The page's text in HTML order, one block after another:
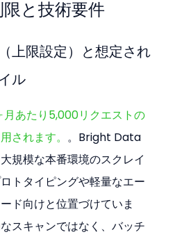
と技術要件
上限設定）と想定され
ル
月あたり5,000リクエストの
されます。 。Bright Data
規模な本番環境のスクレイ
トタイピングや軽量なエー
ド向けと位置づけていま
スキャンではなく、バッチ